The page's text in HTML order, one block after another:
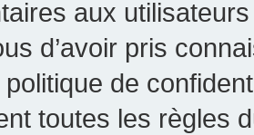
aux
d’avoir pris
de
toutes les règles